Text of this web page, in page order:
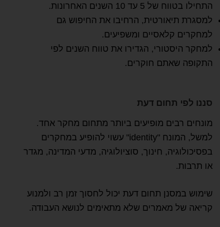
התחילו בטווח של 5 עד 10 השנים האחרונות.
למסגרת תיאורטית, הרחיבו את החיפוש גם
למחקרים קלאסיים ומשפיעים.
למחקר היסטורי, הגדירו את טווח השנים לפי
התקופה שאתם חוקרים.
סננו לפי תחום דעת
מונחים רבים מופיעים ביותר מתחום מחקר אחד.
למשל, המונח "identity" עשוי להופיע במחקרים
בפסיכולוגיה, חינוך, סוציולוגיה, מדעי המדינה, מגדר
או תרבות.
שימוש במסנן תחום דעת יכול לחסוך זמן רב ולמנוע
קריאה של מאמרים שלא מתאימים לנושא העבודה.